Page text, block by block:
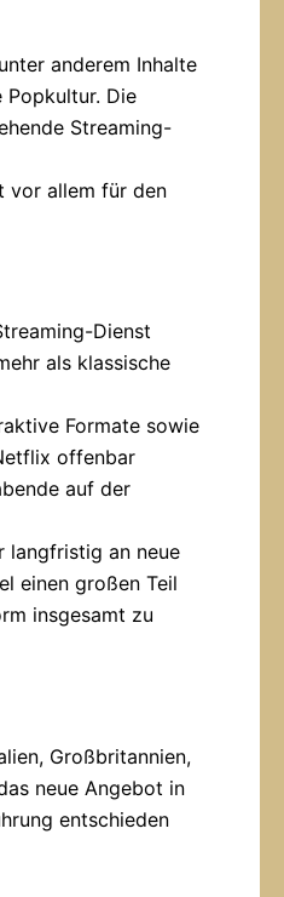
anderem Inhalte
Popkultur. Die
Streaming-
vor allem für den
Dienst
als klassische
Formate sowie
offenbar
auf der
langfristig an neue
einen großen Teil
insgesamt zu
Großbritannien,
neue Angebot in
entschieden